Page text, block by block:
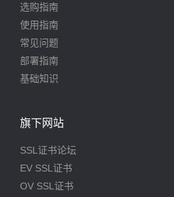
选购指南
使用指南
常见问题
部署指南
基础知识
旗下网站
SSL证书论坛
EV SSL证书
OV SSL证书